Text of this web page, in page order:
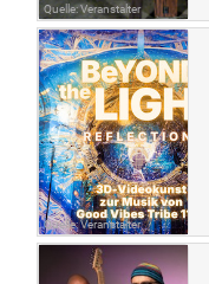
Quelle: Veranstalter
Quelle: Veranstalter